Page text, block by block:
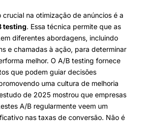
na otimização de anúncios é a
testing. Essa técnica permite que as
diferentes abordagens, incluindo
e chamadas à ação, para determinar
melhor. O A/B testing fornece
que podem guiar decisões
uma cultura de melhoria
de 2025 mostrou que empresas
A/B regularmente veem um
nas taxas de conversão. Não é